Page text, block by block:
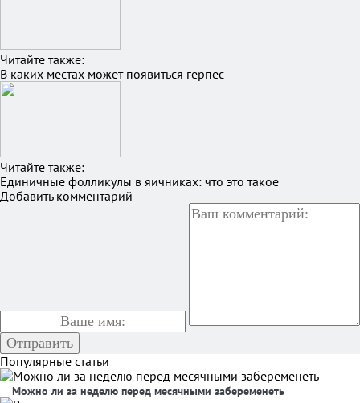
Читайте также:
В каких местах может появиться герпес
Читайте также:
Единичные фолликулы в яичниках: что это такое
Добавить комментарий
Популярные статьи
Можно ли за неделю перед месячными забеременеть